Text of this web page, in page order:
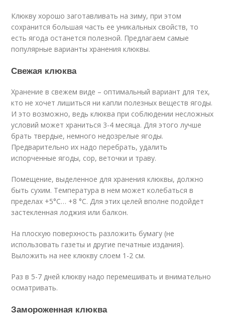
Клюкву хорошо заготавливать на зиму, при этом
сохранится большая часть ее уникальных свойств, то
есть ягода останется полезной. Предлагаем самые
популярные варианты хранения клюквы.
Свежая клюква
Хранение в свежем виде – оптимальный вариант для тех,
кто не хочет лишиться ни капли полезных веществ ягоды.
И это возможно, ведь клюква при соблюдении несложных
условий может храниться 3-4 месяца. Для этого лучше
брать твердые, немного недозрелые ягоды.
Предварительно их надо перебрать, удалить
испорченные ягоды, сор, веточки и траву.
Помещение, выделенное для хранения клюквы, должно
быть сухим. Температура в нем может колебаться в
пределах +5°C… +8 °C. Для этих целей вполне подойдет
застекленная лоджия или балкон.
На плоскую поверхность разложить бумагу (не
использовать газеты и другие печатные издания).
Выложить на нее клюкву слоем 1-2 см.
Раз в 5-7 дней клюкву надо перемешивать и внимательно
осматривать.
Замороженная клюква